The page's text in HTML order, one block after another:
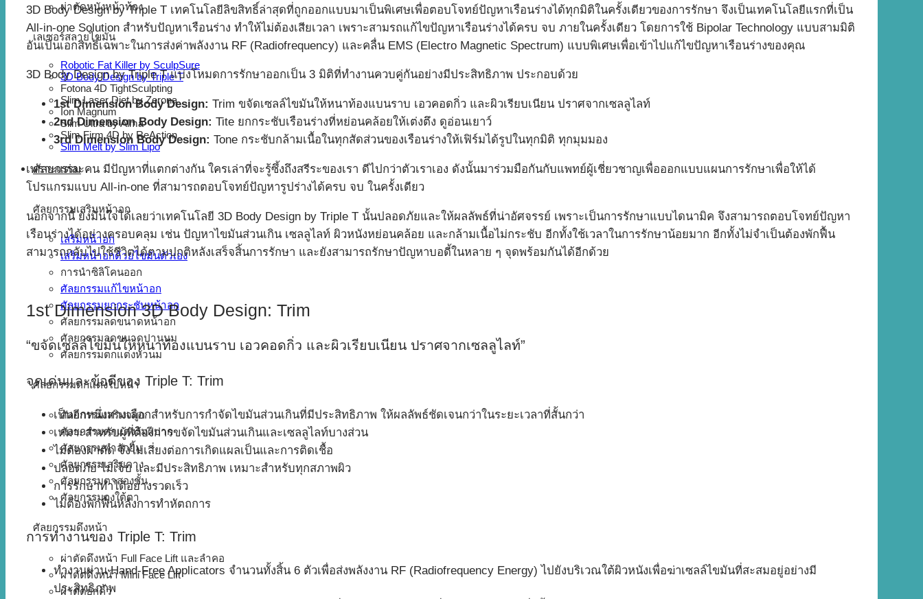
ผ่าตัดหนังหน้าท้อง
เลเซอร์สลายไขมัน
Robotic Fat Killer by SculpSure
3D Body Design by Triple T
Fotona 4D TightSculpting
Slim Laser Diet by Zerona
Ion Magnum
Slim Ultra by Alma
Slim Firm 4D by ReAction
Slim Melt by Slim Lipo
ศัลยกรรม
ศัลยกรรมเสริมหน้าอก
เสริมหน้าอก
เสริมหน้าอกด้วยไขมันตัวเอง
การนำซิลิโคนออก
ศัลยกรรมแก้ไขหน้าอก
ศัลยกรรมยกกระชับหน้าอก
ศัลยกรรมลดขนาดหน้าอก
ศัลยกรรมลดขนาดปานนม
ศัลยกรรมตกแต่งหัวนม
ศัลยกรรมตกแต่งใบหน้า
ศัลยกรรมเสริมจมูก
ศัลยกรรมตกแต่งริมฝีปาก
ศัลยกรรมทำลักยิ้ม
ศัลยกรรมเสริมคาง
ศัลยกรรมตาสองชั้น
ศัลยกรรมถุงใต้ตา
ศัลยกรรมดึงหน้า
ผ่าตัดดึงหน้า Full Face Lift และลำคอ
ผ่าตัดดึงหน้า Mini Face Lift
ผ่าตัดยกคิ้ว
3D Body Design by Triple T เทคโนโลยีลิขสิทธิ์ล่าสุดที่ถูกออกแบบมาเป็นพิเศษเพื่อตอบโจทย์ปัญหาเรือนร่างได้ทุกมิติในครั้งเดียวของการรักษา จึงเป็นเทคโนโลยีแรกที่เป็น
All-in-one Solution สำหรับปัญหาเรือนร่าง ทำให้ไม่ต้องเสียเวลา เพราะสามรถแก้ไขปัญหาเรือนร่างได้ครบ จบ ภายในครั้งเดียว โดยการใช้ Bipolar Technology แบบสามมิติ
อันเป็นเอกสิทธิ์เฉพาะในการส่งค่าพลังงาน RF (Radiofrequency) และคลื่น EMS (Electro Magnetic Spectrum) แบบพิเศษเพื่อเข้าไปแก้ไขปัญหาเรือนร่างของคุณ
3D Body Design by Triple T แบ่งโหมดการรักษาออกเป็น 3 มิติที่ทำงานควบคู่กันอย่างมีประสิทธิภาพ ประกอบด้วย
1st Dimension Body Design: Trim ขจัดเซลล์ไขมันให้หนาท้องแบนราบ เอวคอดกิ่ว และผิวเรียบเนียน ปราศจากเซลลูไลท์
2nd Dimension Body Design: Tite ยกกระชับเรือนร่างที่หย่อนคล้อยให้เต่งตึง ดูอ่อนเยาว์
3rd Dimension Body Design: Tone กระชับกล้ามเนื้อในทุกสัดส่วนของเรือนร่างให้เฟิร์มได้รูปในทุกมิติ ทุกมุมมอง
เพราะแต่ละคน มีปัญหาที่แตกต่างกัน ใครเล่าที่จะรู้ซึ้งถึงสรีระของเรา ดีไปกว่าตัวเราเอง ดังนั้นมาร่วมมือกันกับแพทย์ผู้เชี่ยวชาญเพื่อออกแบบแผนการรักษาเพื่อให้ได้
โปรแกรมแบบ All-in-one ที่สามารถตอบโจทย์ปัญหารูปร่างได้ครบ จบ ในครั้งเดียว
นอกจากนี้ ยังมั่นใจได้เลยว่าเทคโนโลยี 3D Body Design by Triple T นั้นปลอดภัยและให้ผลลัพธ์ที่น่าอัศจรรย์ เพราะเป็นการรักษาแบบไดนามิค จึงสามารถตอบโจทย์ปัญหา
เรือนร่างได้อย่างครอบคลุม เช่น ปัญหาไขมันส่วนเกิน เซลลูไลท์ ผิวหนังหย่อนคล้อย และกล้ามเนื้อไม่กระชับ อีกทั้งใช้เวลาในการรักษาน้อยมาก อีกทั้งไม่จำเป็นต้องพักฟื้น
สามารถกลับไปใช้ชีวิตได้ตามปกติหลังเสร็จสิ้นการรักษา และยังสามารถรักษาปัญหาบอดี้ในหลาย ๆ จุดพร้อมกันได้อีกด้วย
1st Dimension 3D Body Design: Trim
“ขจัดเซลล์ไขมันให้หนาท้องแบนราบ เอวคอดกิ่ว และผิวเรียบเนียน ปราศจากเซลลูไลท์”
จุดเด่นและข้อดีของ Triple T: Trim
เป็นอีกหนึ่งทางเลือกสำหรับการกำจัดไขมันส่วนเกินที่มีประสิทธิภาพ ให้ผลลัพธ์ชัดเจนกว่าในระยะเวลาที่สั้นกว่า
เหมาะสำหรับผู้ที่ต้องการขจัดไขมันส่วนเกินและเซลลูไลท์บางส่วน
ไม่ต้องผ่าตัด จึงไม่เสี่ยงต่อการเกิดแผลเป็นและการติดเชื้อ
ปลอดภัย ไม่เจ็บ และมีประสิทธิภาพ เหมาะสำหรับทุกสภาพผิว
การรักษาทำได้อย่างรวดเร็ว
ไม่ต้องพักฟื้นหลังการทำหัตถการ
การทำงานของ Triple T: Trim
ทำงานผ่าน Hand-Free Applicators จำนวนทั้งสิ้น 6 ตัวเพื่อส่งพลังงาน RF (Radiofrequency Energy) ไปยังบริเวณใต้ผิวหนังเพื่อฆ่าเซลล์ไขมันที่สะสมอยู่อย่างมี
ประสิทธิภาพ